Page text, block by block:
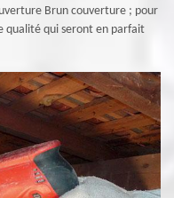
Brun couverture ; pour
qualité qui seront en parfait